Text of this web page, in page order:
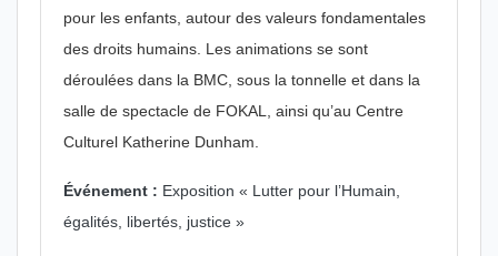
pour les enfants, autour des valeurs fondamentales
des droits humains. Les animations se sont
déroulées dans la BMC, sous la tonnelle et dans la
salle de spectacle de FOKAL, ainsi qu’au Centre
Culturel Katherine Dunham.
Événement : Exposition « Lutter pour l’Humain,
égalités, libertés, justice »